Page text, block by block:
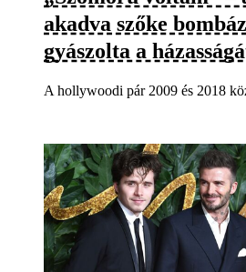
akadva szőke
gyászolta a
A hollywoodi pár 2009 és 2018